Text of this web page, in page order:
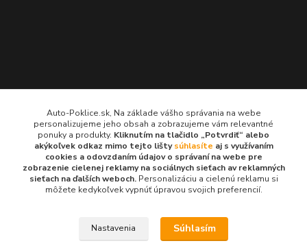
Kontakty
Auto-Poklice.sk
(Po-Pia, 8-16 hod.)
info@auto-poklice.sk
Auto-Poklice.sk, Na základe vášho správania na webe
personalizujeme jeho obsah a zobrazujeme vám relevantné
ponuky a produkty. Kliknutím na tlačidlo „Potvrdiť“ alebo
akýkoľvek odkaz mimo tejto lištysúhlasíte aj s využívaním
cookies a odovzdaním údajov o správaní na webe pre
zobrazenie cielenej reklamy na sociálnych sieťach av reklamných
sieťach na ďalších weboch.Personalizáciu a cielenú reklamu si
môžete kedykoľvek vypnúť úpravou svojich preferencií.
Nastavenia Súhlasím